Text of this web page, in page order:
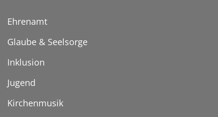
Ehrenamt
Glaube & Seelsorge
Inklusion
Jugend
Kirchenmusik